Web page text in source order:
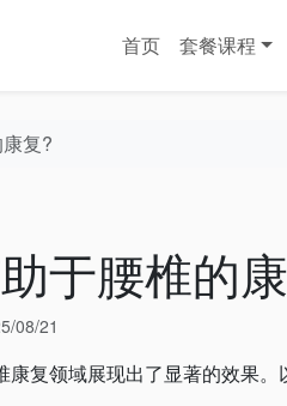
首页
套餐课程
复?
于腰椎的
08/21
复领域展现出了显著的效果。